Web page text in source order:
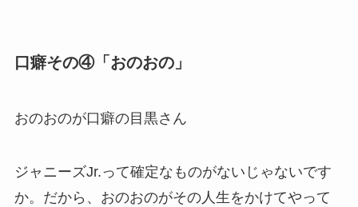
口癖その④「おのおの」
おのおのが口癖の目黒さん
ジャニーズJr.って確定なものがないじゃないです
か。だから、 おのおのがその人生をかけてやって